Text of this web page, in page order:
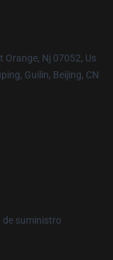
Orange, Nj 07052, Us
Guilin, Beijing, CN
de suministro